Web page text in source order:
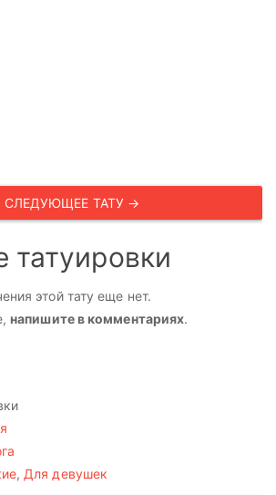
СЛЕДУЮЩЕЕ ТАТУ →
татуировки
этой тату еще нет.
напишите в комментариях.
, Для девушек